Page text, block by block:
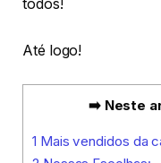
todos!
Até logo!
➡️ Neste
1 Mais vendidos da